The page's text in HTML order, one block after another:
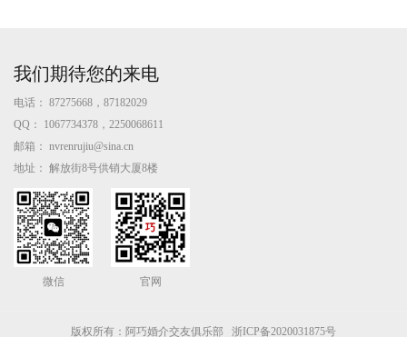
我们期待您的来电
电话： 87275668，87182029
QQ：
1067734378，2250068611
邮箱： nvrenrujiu@sina.cn
地址： 解放街8号供销大厦8楼
微信 官网
版权所有：阿巧婚介交友俱乐部 浙ICP备2020031875号